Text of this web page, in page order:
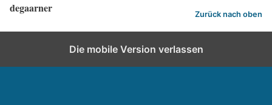
degaarner Zurück nach oben
Die mobile Version verlassen